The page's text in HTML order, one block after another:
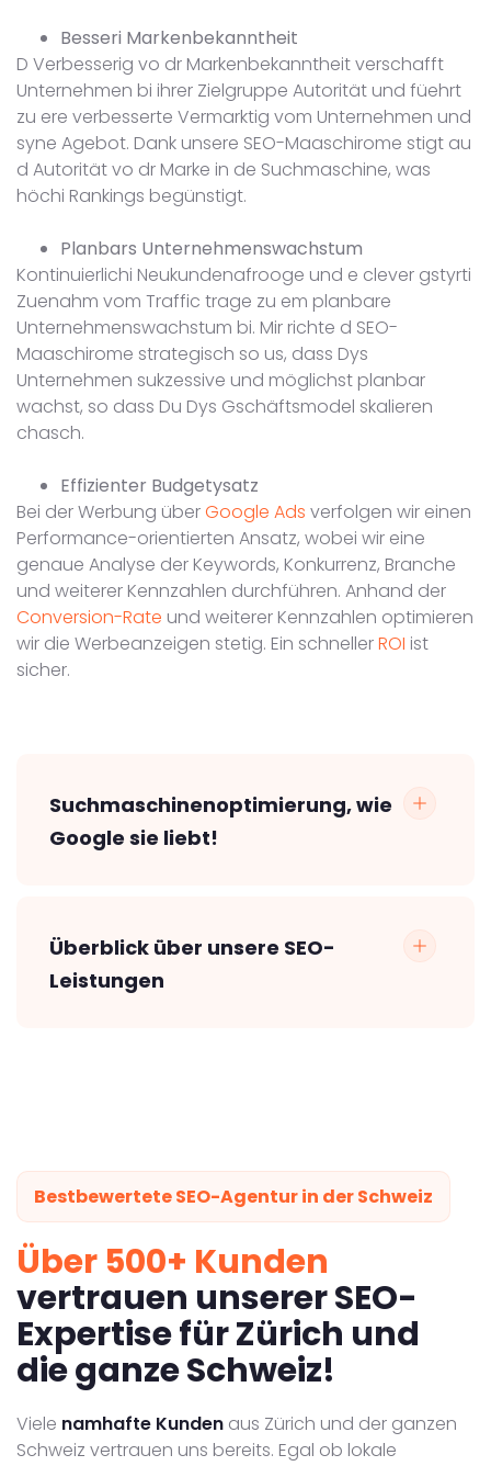
Besseri Markenbekanntheit
D Verbesserig vo dr Markenbekanntheit verschafft
Unternehmen bi ihrer Zielgruppe Autorität und füehrt
zu ere verbesserte Vermarktig vom Unternehmen und
syne Agebot. Dank unsere SEO-Maaschirome stigt au
d Autorität vo dr Marke in de Suchmaschine, was
höchi Rankings begünstigt.
Planbars Unternehmenswachstum
Kontinuierlichi Neukundenafrooge und e clever gstyrti
Zuenahm vom Traffic trage zu em planbare
Unternehmenswachstum bi. Mir richte d SEO-
Maaschirome strategisch so us, dass Dys
Unternehmen sukzessive und möglichst planbar
wachst, so dass Du Dys Gschäftsmodel skalieren
chasch.
Effizienter Budgetysatz
Bei der Werbung überGoogle Ads verfolgen wir einen
Performance-orientierten Ansatz, wobei wir eine
genaue Analyse der Keywords, Konkurrenz, Branche
und weiterer Kennzahlen durchführen. Anhand der
Conversion-Rate und weiterer Kennzahlen optimieren
wir die Werbeanzeigen stetig. Ein schnellerROI ist
sicher.
Suchmaschinenoptimierung, wie
Google sie liebt!
Überblick über unsere SEO-
Leistungen
Bestbewertete SEO-Agentur in der Schweiz
Über 500+ Kunden
vertrauen unserer SEO-
Expertise für Zürich und
die ganze Schweiz!
Viele namhafte Kunden aus Zürich und der ganzen
Schweiz vertrauen uns bereits. Egal ob lokale